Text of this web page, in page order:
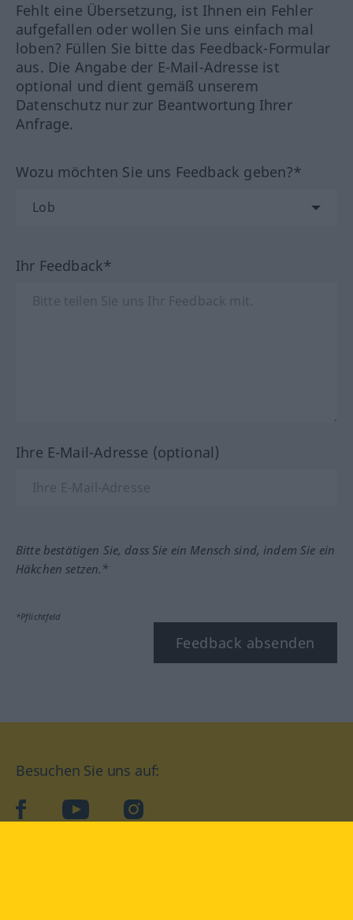
Fehlt eine Übersetzung, ist Ihnen ein Fehler
aufgefallen oder wollen Sie uns einfach mal
loben? Füllen Sie bitte das Feedback-Formular
aus. Die Angabe der E-Mail-Adresse ist
optional und dient gemäß unserem
Datenschutz nur zur Beantwortung Ihrer
Anfrage.
Wozu möchten Sie uns Feedback geben?*
Ihr Feedback*
Ihre E-Mail-Adresse (optional)
Bitte bestätigen Sie, dass Sie ein Mensch sind, indem Sie ein
Häkchen setzen.*
*Pflichtfeld
Feedback absenden
Besuchen Sie uns auf:
facebookYouTube Instagram